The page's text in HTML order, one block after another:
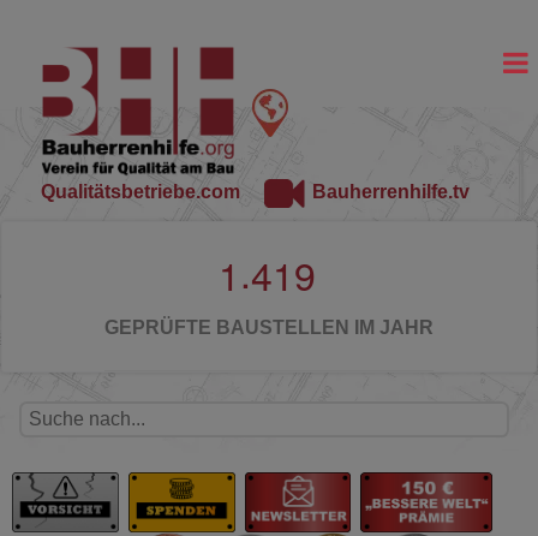
Qualitätsbetriebe.com Bauherrenhilfe.tv
1 .419
GEPRÜFTE BAUSTELLEN IM JAHR